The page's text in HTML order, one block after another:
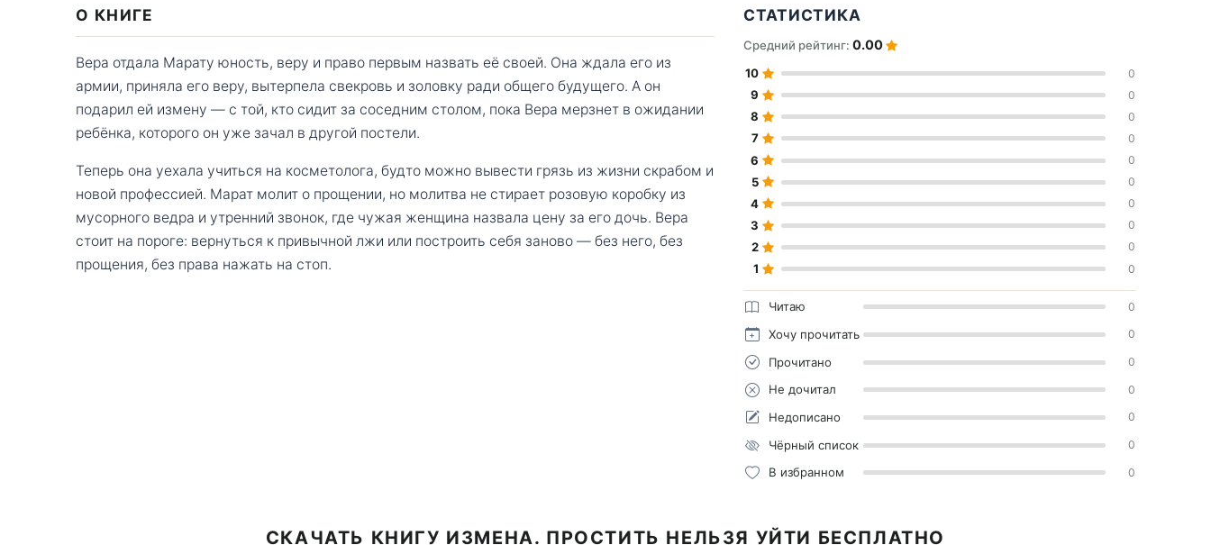
О КНИГЕ
Вера отдала Марату юность, веру и право первым назвать её своей. Она ждала его из
армии, приняла его веру, вытерпела свекровь и золовку ради общего будущего. А он
подарил ей измену — с той, кто сидит за соседним столом, пока Вера мерзнет в ожидании
ребёнка, которого он уже зачал в другой постели.
Теперь она уехала учиться на косметолога, будто можно вывести грязь из жизни скрабом и
новой профессией. Марат молит о прощении, но молитва не стирает розовую коробку из
мусорного ведра и утренний звонок, где чужая женщина назвала цену за его дочь. Вера
стоит на пороге: вернуться к привычной лжи или построить себя заново — без него, без
прощения, без права нажать на стоп.
СТАТИСТИКА
Средний рейтинг:0.00
10 0
9 0
8 0
7 0
6 0
5 0
4 0
3 0
2 0
1 0
Читаю 0
Хочу прочитать 0
Прочитано 0
Не дочитал 0
Недописано 0
Чёрный список 0
В избранном 0
СКАЧАТЬ КНИГУ ИЗМЕНА. ПРОСТИТЬ НЕЛЬЗЯ УЙТИ БЕСПЛАТНО